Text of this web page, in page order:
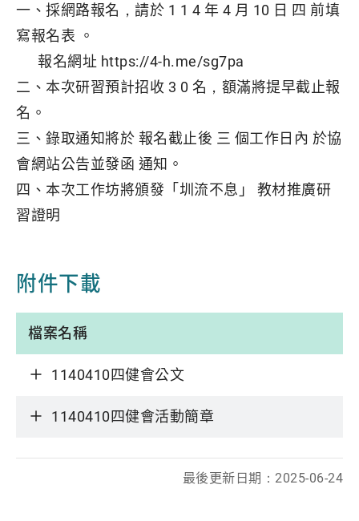
一、採網路報名，請於 1 1 4 年 4 月 10 日 四 前填
寫報名表 。
報名網址 https://4-h.me/sg7pa
二、本次研習預計招收 3 0 名，額滿將提早截止報
名。
三、錄取通知將於 報名截止後 三 個工作日內 於協
會網站公告並發函 通知。
四、本次工作坊將頒發「圳流不息」 教材推廣研
習證明
附件下載
檔案名稱
1140410四健會公文
1140410四健會活動簡章
最後更新日期：2025-06-24